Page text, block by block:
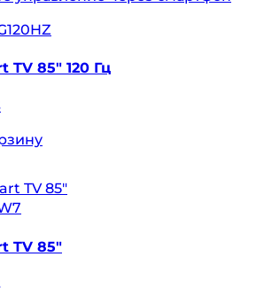
TV 85″ 120 Гц
TV 85″